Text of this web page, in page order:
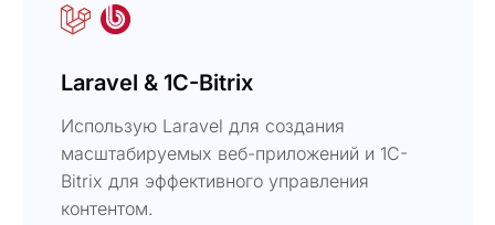
Laravel & 1C-Bitrix
Использую Laravel для создания
масштабируемых веб-приложений и 1C-
Bitrix для эффективного управления
контентом.